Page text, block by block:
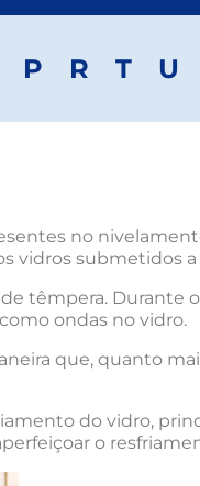
P R T U
no
vidros submetidos
têmpera. Durante
ondas no vidro.
que, quanto
do vidro,
o